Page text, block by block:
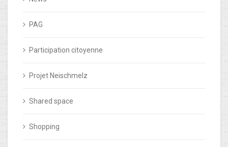
PAG
Participation citoyenne
Projet Neischmelz
Shared space
Shopping